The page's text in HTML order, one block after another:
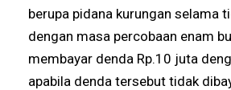
berupa pidana kurungan selama
dengan masa percobaan enam
membayar denda Rp.10 juta
apabila denda tersebut tidak